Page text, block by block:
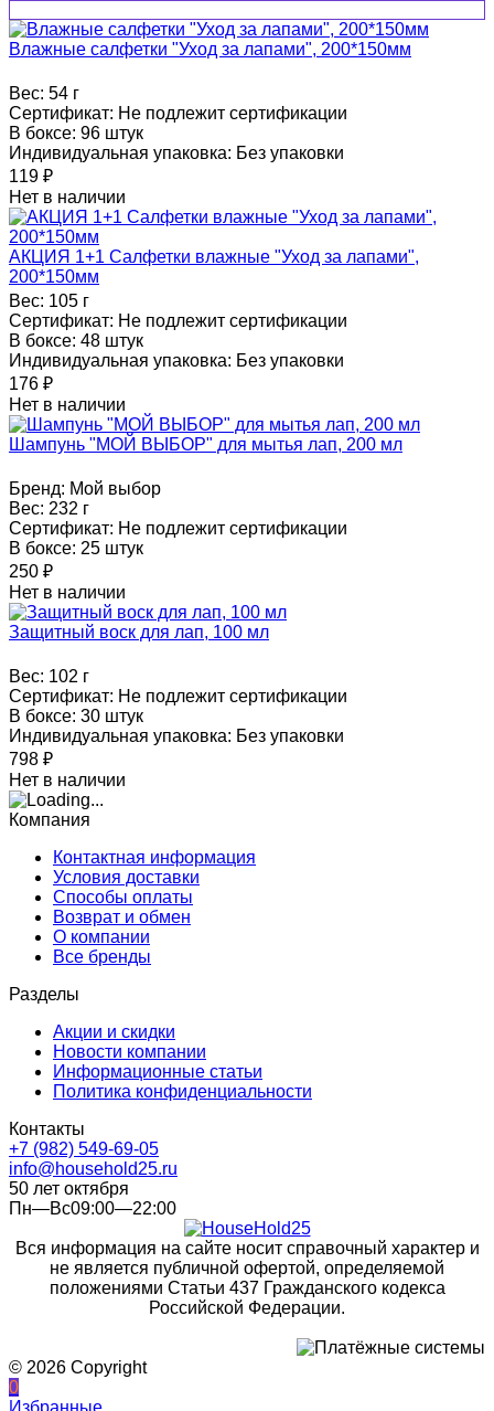
Влажные салфетки "Уход за лапами", 200*150мм
Вес: 54 г
Сертификат: Не подлежит сертификации
В боксе: 96 штук
Индивидуальная упаковка: Без упаковки
119 ₽
Нет в наличии
АКЦИЯ 1+1 Салфетки влажные "Уход за лапами",
200*150мм
Вес: 105 г
Сертификат: Не подлежит сертификации
В боксе: 48 штук
Индивидуальная упаковка: Без упаковки
176 ₽
Нет в наличии
Шампунь "МОЙ ВЫБОР" для мытья лап, 200 мл
Бренд: Мой выбор
Вес: 232 г
Сертификат: Не подлежит сертификации
В боксе: 25 штук
250 ₽
Нет в наличии
Защитный воск для лап, 100 мл
Вес: 102 г
Сертификат: Не подлежит сертификации
В боксе: 30 штук
Индивидуальная упаковка: Без упаковки
798 ₽
Нет в наличии
Компания
Контактная информация
Условия доставки
Способы оплаты
Возврат и обмен
О компании
Все бренды
Разделы
Акции и скидки
Новости компании
Информационные статьи
Политика конфиденциальности
Контакты
+7 (982) 549-69-05
info@household25.ru
50 лет октября
Пн—Вс09:00—22:00
Вся информация на сайте носит справочный характер и
не является публичной офертой, определяемой
положениями Статьи 437 Гражданского кодекса
Российской Федерации.
© 2026 Copyright
0
Избранные